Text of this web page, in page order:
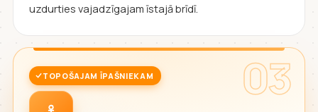
uzdurties vajadzīgajam īstajā brīdī.
03
TOPOŠAJAM ĪPAŠNIEKAM